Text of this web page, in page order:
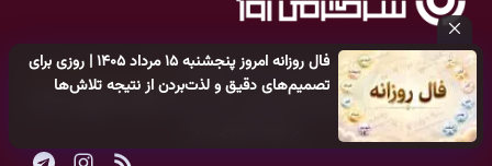
فال روزانه امروز پنجشنبه ۱۵ مرداد ۱۴۰۵ | روزی برای
تصمیم‌های دقیق و لذت‌بردن از نتیجه تلاش‌ها
و انتخاب به‌موقع شکل می‌گیرند
تست شخصیت شناسی | کدام در بیشتر شما را جذب می‌کند؟ انتخابتان
می‌گوید دیگران چه تصویری از شما دارند
کلیه حقوق مادی و معنوی این سایت متعلق بهپایگاه خبری سرگرمی روز
می‌باشد و هر گونه کپی‌برداری توسط دیگر سایت‌ها اکیدا ممنوعمی‌باشد